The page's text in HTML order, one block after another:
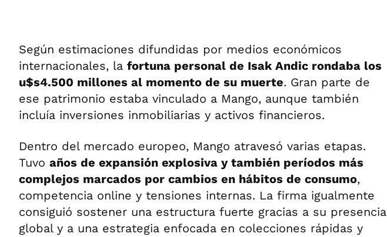
Según estimaciones difundidas por medios económicos
internacionales, la fortuna personal de Isak Andic rondaba los
u$s4.500 millones al momento de su muerte. Gran parte de
ese patrimonio estaba vinculado a Mango, aunque también
incluía inversiones inmobiliarias y activos financieros.
Dentro del mercado europeo, Mango atravesó varias etapas.
Tuvo años de expansión explosiva y también períodos más
complejos marcados por cambios en hábitos de consumo,
competencia online y tensiones internas. La firma igualmente
consiguió sostener una estructura fuerte gracias a su presencia
global y a una estrategia enfocada en colecciones rápidas y